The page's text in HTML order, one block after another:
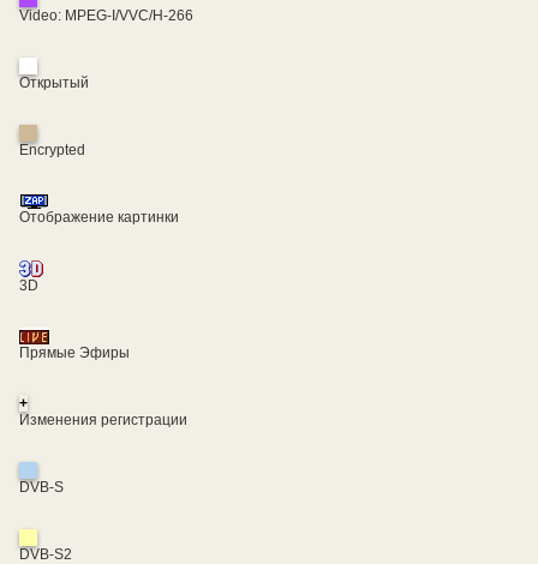
Video: MPEG-I/VVC/H-266
Открытый
Encrypted
Отображение картинки
3D
Прямые Эфиры
+
Изменения регистрации
DVB-S
DVB-S2